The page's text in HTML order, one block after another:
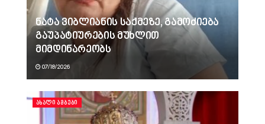
ნატა ვიბლიანის საქმეზე, გამოძიება
გაუპატიურების მუხლით
მიმდინარეობს
07/18/2026
ᲐᲮᲐᲚᲘ ᲐᲛᲑᲔᲑᲘ